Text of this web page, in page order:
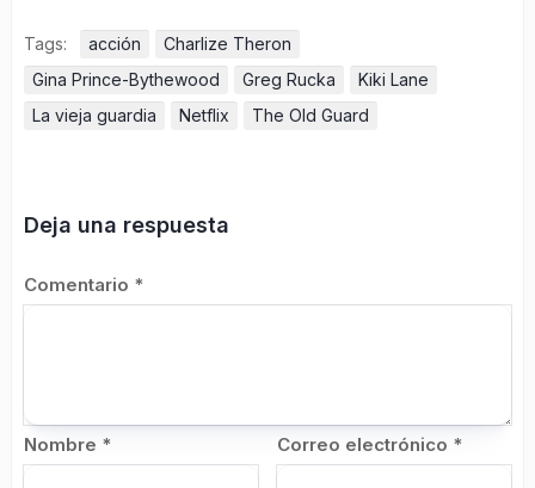
Tags: acción
Charlize Theron
Gina Prince-Bythewood
Greg Rucka
Kiki Lane
La vieja guardia
Netflix The Old Guard
Deja una respuesta
Comentario *
Nombre * Correo electrónico *